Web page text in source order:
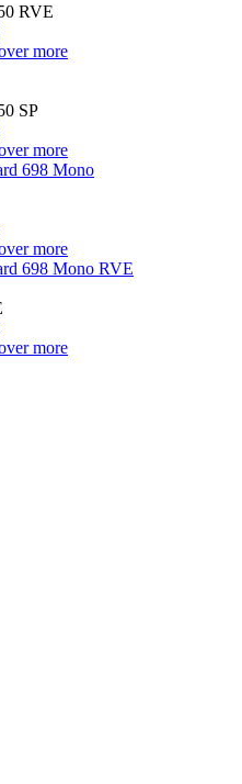
RVE
more
SP
more
698 Mono
more
698 Mono RVE
more